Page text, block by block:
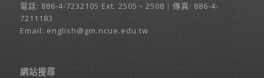
電話: 886-4-7232105 Ext. 2505、2508｜傳真: 886-4-
7211183
Email: english@gm.ncue.edu.tw
網站搜尋